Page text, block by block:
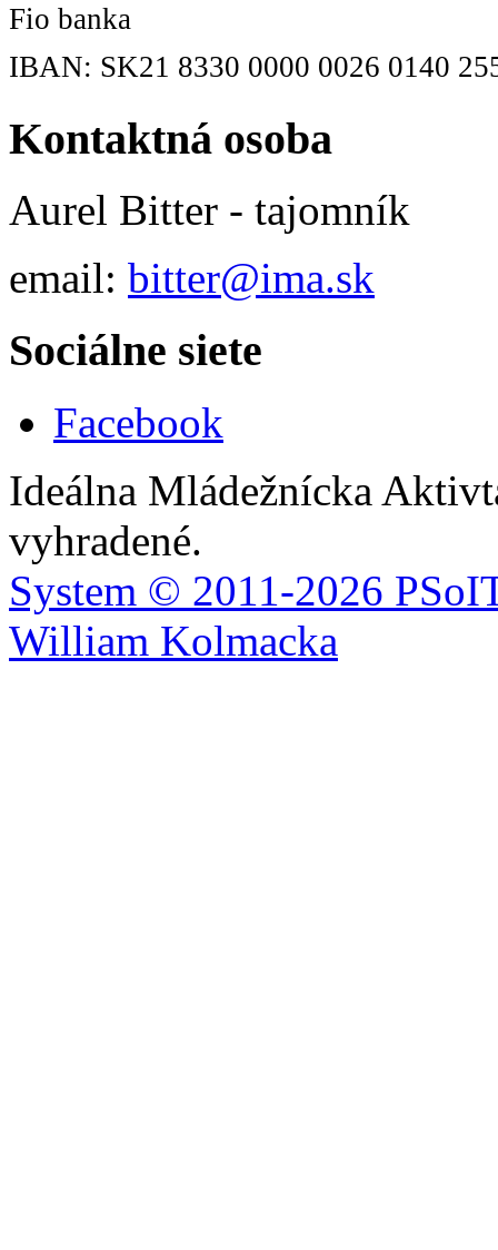
Fio banka
IBAN: SK21 8330 0000 0026 0140
Kontaktná osoba
Aurel Bitter - tajomník
email: bitter@ima.sk
Sociálne siete
Facebook
Ideálna Mládežnícka
vyhradené.
System © 2011-2026
William Kolmacka